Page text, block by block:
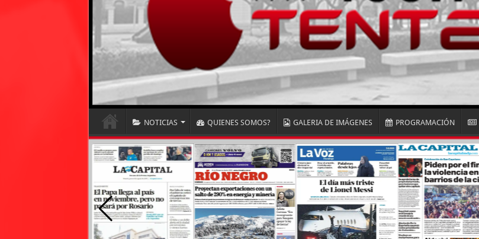
NOTICIAS QUIENES SOMOS? GALERIA DE IMÁGENES PROGRAMACIÓN